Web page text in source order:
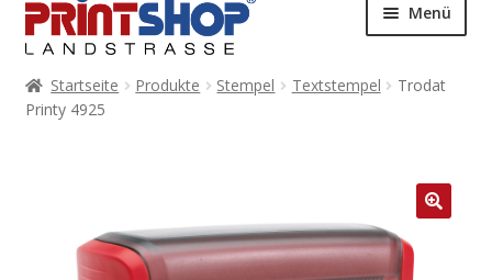
Menü
Startseite Produkte Stempel Textstempel
Trodat
Printy 4925